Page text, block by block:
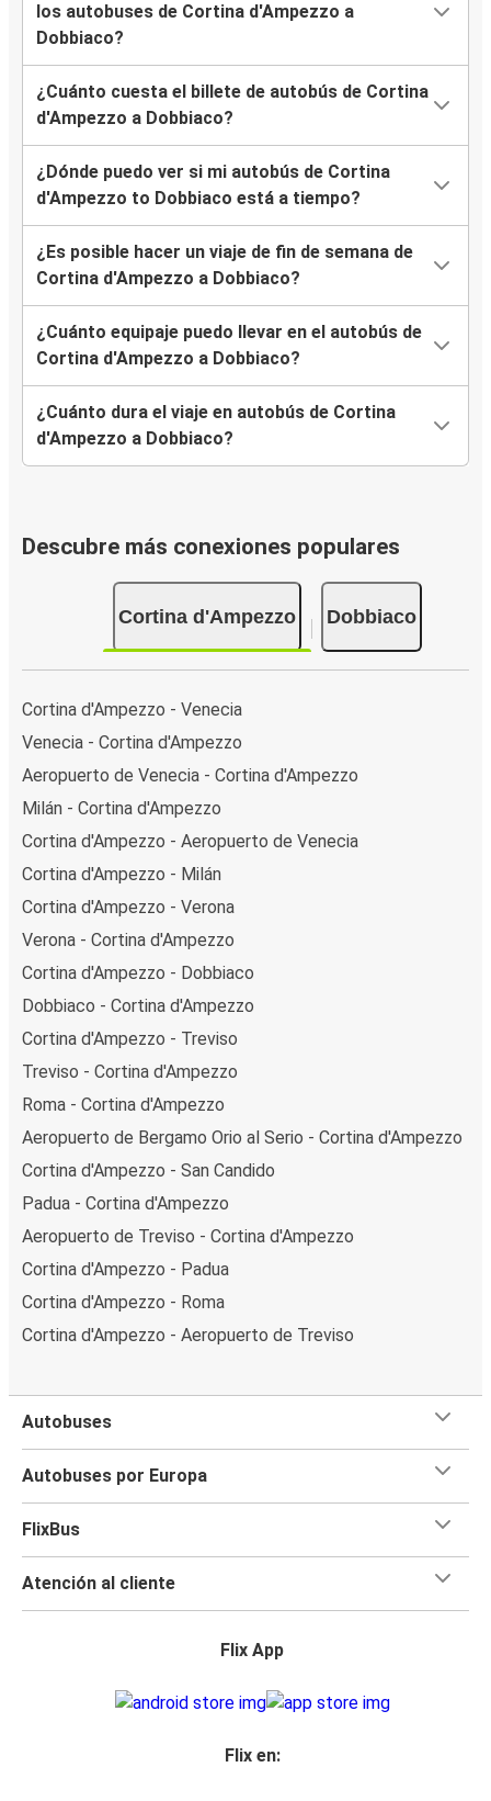
los autobuses de Cortina d'Ampezzo a
Dobbiaco?
¿Cuánto cuesta el billete de autobús de Cortina
d'Ampezzo a Dobbiaco?
¿Dónde puedo ver si mi autobús de Cortina
d'Ampezzo to Dobbiaco está a tiempo?
¿Es posible hacer un viaje de fin de semana de
Cortina d'Ampezzo a Dobbiaco?
¿Cuánto equipaje puedo llevar en el autobús de
Cortina d'Ampezzo a Dobbiaco?
¿Cuánto dura el viaje en autobús de Cortina
d'Ampezzo a Dobbiaco?
Descubre más conexiones populares
Cortina d'Ampezzo Dobbiaco
Cortina d'Ampezzo - Venecia
Venecia - Cortina d'Ampezzo
Aeropuerto de Venecia - Cortina d'Ampezzo
Milán - Cortina d'Ampezzo
Cortina d'Ampezzo - Aeropuerto de Venecia
Cortina d'Ampezzo - Milán
Cortina d'Ampezzo - Verona
Verona - Cortina d'Ampezzo
Cortina d'Ampezzo - Dobbiaco
Dobbiaco - Cortina d'Ampezzo
Cortina d'Ampezzo - Treviso
Treviso - Cortina d'Ampezzo
Roma - Cortina d'Ampezzo
Aeropuerto de Bergamo Orio al Serio - Cortina d'Ampezzo
Cortina d'Ampezzo - San Candido
Padua - Cortina d'Ampezzo
Aeropuerto de Treviso - Cortina d'Ampezzo
Cortina d'Ampezzo - Padua
Cortina d'Ampezzo - Roma
Cortina d'Ampezzo - Aeropuerto de Treviso
Autobuses
Autobuses por Europa
FlixBus
Atención al cliente
Flix App
Flix en: